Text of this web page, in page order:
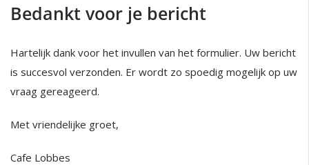
Bedankt voor je bericht
Hartelijk dank voor het invullen van het formulier. Uw bericht
is succesvol verzonden. Er wordt zo spoedig mogelijk op uw
vraag gereageerd.
Met vriendelijke groet,
Cafe Lobbes